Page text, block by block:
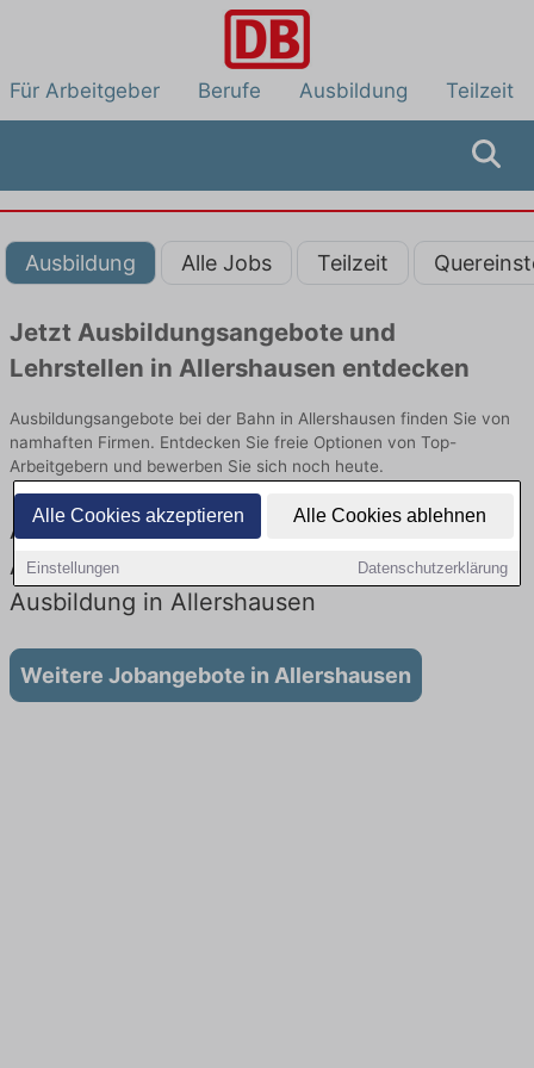
Alle Cookies akzeptieren Alle Cookies ablehnen
Einstellungen Datenschutzerklärung
Für Arbeitgeber Berufe Ausbildung Teilzeit
Ausbildung Alle Jobs Teilzeit
Jetzt Ausbildungsangebote und
Lehrstellen in Allershausen entdecken
Ausbildungsangebote bei der Bahn in Allershausen finden Sie von
namhaften Firmen. Entdecken Sie freie Optionen von Top-
Arbeitgebern und bewerben Sie sich noch heute.
Ausbildung in Allershausen bei der Bahn:
Aktuell gibt es keine Stellenangebote für
Ausbildung in Allershausen
Weitere Jobangebote in Allershausen